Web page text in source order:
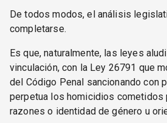
De todos modos, el análisis
completarse.
Es que, naturalmente, las leyes
vinculación, con la Ley 26791 que
del Código Penal sancionando con
perpetua los homicidios cometidos
razones o identidad de género u